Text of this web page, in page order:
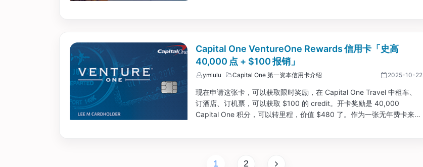
Capital One VentureOne Rewards 信用卡「史高
40,000 点 + $100 报销」
ymlulu Capital One 第一资本信用卡介绍 2025-10-22
现在申请这张卡，可以获取限时奖励，在 Capital One Travel 中租车、
订酒店、订机票，可以获取 $100 的 credit。开卡奖励是 40,000
Capital One 积分，可以转里程，价值 $480 了。作为一张无年费卡来说
1 2